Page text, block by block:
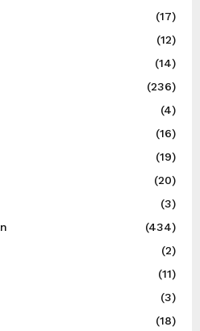
(17)
(12)
(14)
(236)
(4)
(16)
(19)
(20)
(3)
(434)
(2)
(11)
(3)
(18)